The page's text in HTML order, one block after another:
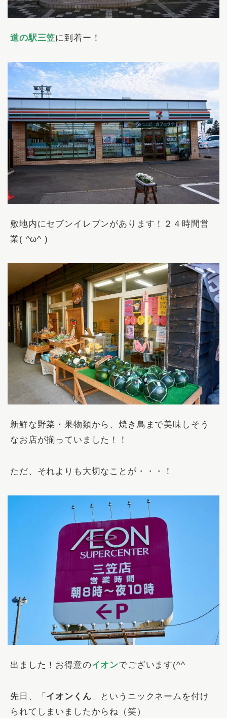
道の駅三笠に到着ー！
敷地内にセブンイレブンがあります！２４時間営
業( ^ω^ )
新鮮な野菜・果物類から、焼き鳥まで美味しそう
なお店が揃っていました！！
ただ、それよりも大切なことが・・・！
出ました！お得意のイオンでございます(^^ゞ
先日、「 イオンくん 」というニックネームを付け
られてしまいましたからね（笑）